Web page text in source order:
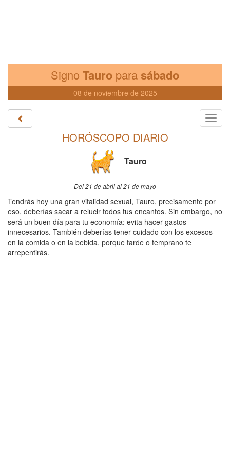
Signo Tauro para sábado
08 de noviembre de 2025
HORÓSCOPO DIARIO
Tauro
Del 21 de abril al 21 de mayo
Tendrás hoy una gran vitalidad sexual, Tauro, precisamente por
eso, deberías sacar a relucir todos tus encantos. Sin embargo, no
será un buen día para tu economía: evita hacer gastos
innecesarios. También deberías tener cuidado con los excesos
en la comida o en la bebida, porque tarde o temprano te
arrepentirás.